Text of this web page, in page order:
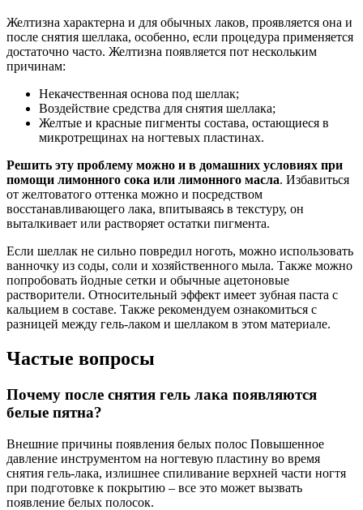
Желтизна характерна и для обычных лаков, проявляется она и
после снятия шеллака, особенно, если процедура применяется
достаточно часто. Желтизна появляется пот нескольким
причинам:
Некачественная основа под шеллак;
Воздействие средства для снятия шеллака;
Желтые и красные пигменты состава, остающиеся в
микротрещинах на ногтевых пластинах.
Решить эту проблему можно и в домашних условиях при
помощи лимонного сока или лимонного масла. Избавиться
от желтоватого оттенка можно и посредством
восстанавливающего лака, впитываясь в текстуру, он
выталкивает или растворяет остатки пигмента.
Если шеллак не сильно повредил ноготь, можно использовать
ванночку из соды, соли и хозяйственного мыла. Также можно
попробовать йодные сетки и обычные ацетоновые
растворители. Относительный эффект имеет зубная паста с
кальцием в составе. Также рекомендуем ознакомиться с
разницей между гель-лаком и шеллаком в этом материале.
Частые вопросы
Почему после снятия гель лака появляются
белые пятна?
Внешние причины появления белых полос Повышенное
давление инструментом на ногтевую пластину во время
снятия гель-лака, излишнее спиливание верхней части ногтя
при подготовке к покрытию – все это может вызвать
появление белых полосок.